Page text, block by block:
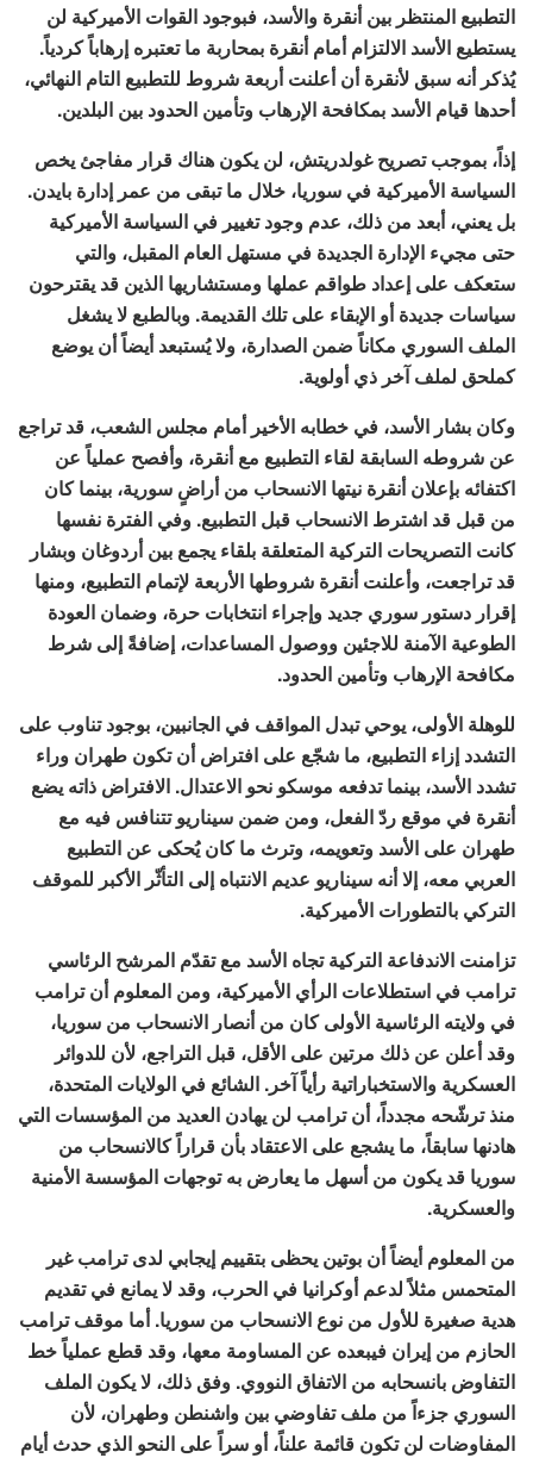
التطبيع المنتظر بين أنقرة والأسد، فبوجود القوات الأميركية لن
يستطيع الأسد الالتزام أمام أنقرة بمحاربة ما تعتبره إرهاباً كردياً.
يُذكر أنه سبق لأنقرة أن أعلنت أربعة شروط للتطبيع التام النهائي،
أحدها قيام الأسد بمكافحة الإرهاب وتأمين الحدود بين البلدين.
إذاً، بموجب تصريح غولدريتش، لن يكون هناك قرار مفاجئ يخص
السياسة الأميركية في سوريا، خلال ما تبقى من عمر إدارة بايدن.
بل يعني، أبعد من ذلك، عدم وجود تغيير في السياسة الأميركية
حتى مجيء الإدارة الجديدة في مستهل العام المقبل، والتي
ستعكف على إعداد طواقم عملها ومستشاريها الذين قد يقترحون
سياسات جديدة أو الإبقاء على تلك القديمة. وبالطبع لا يشغل
الملف السوري مكاناً ضمن الصدارة، ولا يُستبعد أيضاً أن يوضع
كملحق لملف آخر ذي أولوية.
وكان بشار الأسد، في خطابه الأخير أمام مجلس الشعب، قد تراجع
عن شروطه السابقة لقاء التطبيع مع أنقرة، وأفصح عملياً عن
اكتفائه بإعلان أنقرة نيتها الانسحاب من أراضٍ سورية، بينما كان
من قبل قد اشترط الانسحاب قبل التطبيع. وفي الفترة نفسها
كانت التصريحات التركية المتعلقة بلقاء يجمع بين أردوغان وبشار
قد تراجعت، وأعلنت أنقرة شروطها الأربعة لإتمام التطبيع، ومنها
إقرار دستور سوري جديد وإجراء انتخابات حرة، وضمان العودة
الطوعية الآمنة للاجئين ووصول المساعدات، إضافةً إلى شرط
مكافحة الإرهاب وتأمين الحدود.
للوهلة الأولى، يوحي تبدل المواقف في الجانبين، بوجود تناوب على
التشدد إزاء التطبيع، ما شجّع على افتراض أن تكون طهران وراء
تشدد الأسد، بينما تدفعه موسكو نحو الاعتدال. الافتراض ذاته يضع
أنقرة في موقع ردّ الفعل، ومن ضمن سيناريو تتنافس فيه مع
طهران على الأسد وتعويمه، وترث ما كان يُحكى عن التطبيع
العربي معه، إلا أنه سيناريو عديم الانتباه إلى التأثّر الأكبر للموقف
التركي بالتطورات الأميركية.
تزامنت الاندفاعة التركية تجاه الأسد مع تقدّم المرشح الرئاسي
ترامب في استطلاعات الرأي الأميركية، ومن المعلوم أن ترامب
في ولايته الرئاسية الأولى كان من أنصار الانسحاب من سوريا،
وقد أعلن عن ذلك مرتين على الأقل، قبل التراجع، لأن للدوائر
العسكرية والاستخباراتية رأياً آخر. الشائع في الولايات المتحدة،
منذ ترشّحه مجدداً، أن ترامب لن يهادن العديد من المؤسسات التي
هادنها سابقاً، ما يشجع على الاعتقاد بأن قراراً كالانسحاب من
سوريا قد يكون من أسهل ما يعارض به توجهات المؤسسة الأمنية
والعسكرية.
من المعلوم أيضاً أن بوتين يحظى بتقييم إيجابي لدى ترامب غير
المتحمس مثلاً لدعم أوكرانيا في الحرب، وقد لا يمانع في تقديم
هدية صغيرة للأول من نوع الانسحاب من سوريا. أما موقف ترامب
الحازم من إيران فيبعده عن المساومة معها، وقد قطع عملياً خط
التفاوض بانسحابه من الاتفاق النووي. وفق ذلك، لا يكون الملف
السوري جزءاً من ملف تفاوضي بين واشنطن وطهران، لأن
المفاوضات لن تكون قائمة علناً، أو سراً على النحو الذي حدث أيام